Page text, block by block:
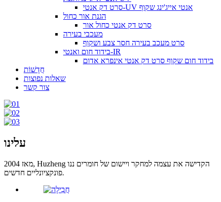
סרט דק אנטי-UV אנטי אייג'ינג שקוף
הגנת אור כחול
סרט דק אנטי כחול אור
מעכבי בעירה
סרט מעכב בעירה חסר צבע ושקוף
בידוד חום ואנטי-IR
בידוד חום שקוף סרט דק אנטי אינפרא אדום
חֲדָשׁוֹת
שאלות נפוצות
צור קשר
עלינו
מאז 2004, Huzheng הקדישה את עצמה למחקר ויישום של חומרים ננו
פונקציונליים חדשים.